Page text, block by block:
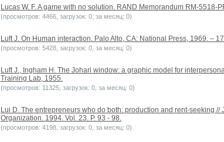
Lucas W. F. A game with no solution. RAND Memorandum RM-5518-
(просмотров: 4466, загрузок: 0, за месяц: 0)
Luft J. On Human interaction. Palo Alto, CA: National Press, 1969. –
(просмотров: 5428, загрузок: 0, за месяц: 0)
Luft J., Ingham H. The Johari window: a graphic model for
Training Lab, 1955.
(просмотров: 11325, загрузок: 0, за месяц: 0)
Lui D. The entrepreneurs who do both: production and rent-seeking //
Organization. 1994. Vol. 23. P. 93 - 98.
(просмотров: 4198, загрузок: 0, за месяц: 0)